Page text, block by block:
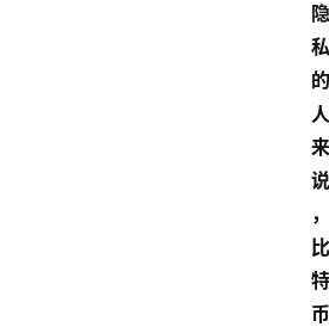
隐
私
的
人
来
说
，
比
特
币